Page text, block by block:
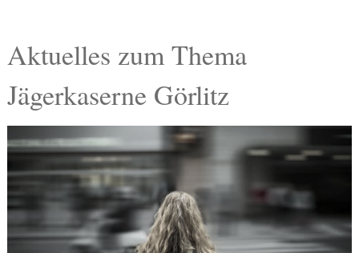
Gesundheit
Kultur
Sport
Termine
Kostenlos
Aktuelles zum Thema
Jägerkaserne Görlitz